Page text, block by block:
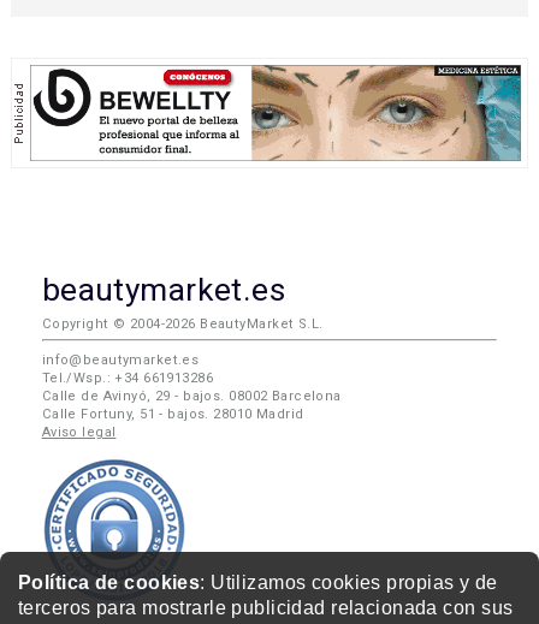
Política de cookies: Utilizamos cookies propias y de
terceros para mostrarle publicidad relacionada con sus
beautymarket.es
Copyright © 2004-2026 BeautyMarket S.L.
info@beautymarket.es
Tel./Wsp.: +34 661913286
Calle de Avinyó, 29 - bajos. 08002 Barcelona
Calle Fortuny, 51 - bajos. 28010 Madrid
Aviso legal